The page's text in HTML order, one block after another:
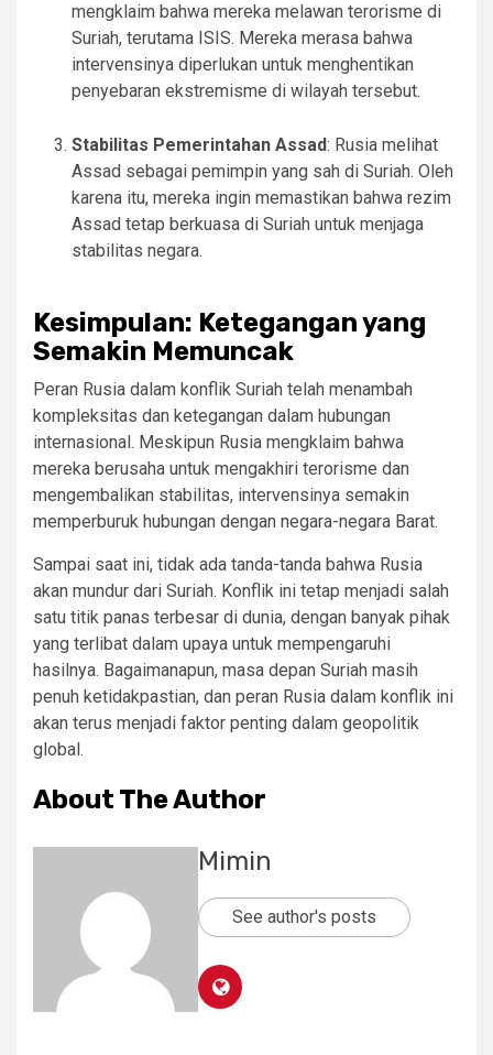
mengklaim bahwa mereka melawan terorisme di
Suriah, terutama ISIS. Mereka merasa bahwa
intervensinya diperlukan untuk menghentikan
penyebaran ekstremisme di wilayah tersebut.
Stabilitas Pemerintahan Assad: Rusia melihat
Assad sebagai pemimpin yang sah di Suriah. Oleh
karena itu, mereka ingin memastikan bahwa rezim
Assad tetap berkuasa di Suriah untuk menjaga
stabilitas negara.
Kesimpulan: Ketegangan yang
Semakin Memuncak
Peran Rusia dalam konflik Suriah telah menambah
kompleksitas dan ketegangan dalam hubungan
internasional. Meskipun Rusia mengklaim bahwa
mereka berusaha untuk mengakhiri terorisme dan
mengembalikan stabilitas, intervensinya semakin
memperburuk hubungan dengan negara-negara Barat.
Sampai saat ini, tidak ada tanda-tanda bahwa Rusia
akan mundur dari Suriah. Konflik ini tetap menjadi salah
satu titik panas terbesar di dunia, dengan banyak pihak
yang terlibat dalam upaya untuk mempengaruhi
hasilnya. Bagaimanapun, masa depan Suriah masih
penuh ketidakpastian, dan peran Rusia dalam konflik ini
akan terus menjadi faktor penting dalam geopolitik
global.
About The Author
Mimin
See author's posts